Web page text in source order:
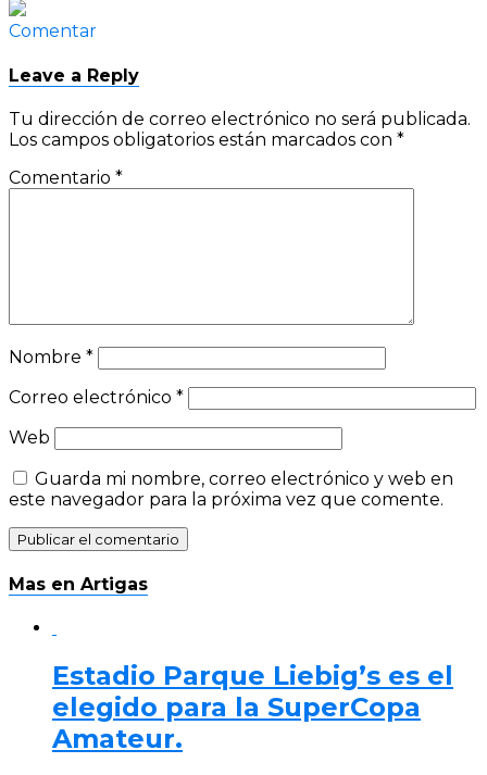
Comentar
Leave a Reply
Tu dirección de correo electrónico no será publicada.
Los campos obligatorios están marcados con *
Comentario *
Nombre *
Correo electrónico *
Web
Guarda mi nombre, correo electrónico y web en
este navegador para la próxima vez que comente.
Mas en Artigas
Estadio Parque Liebig’s es el
elegido para la SuperCopa
Amateur.